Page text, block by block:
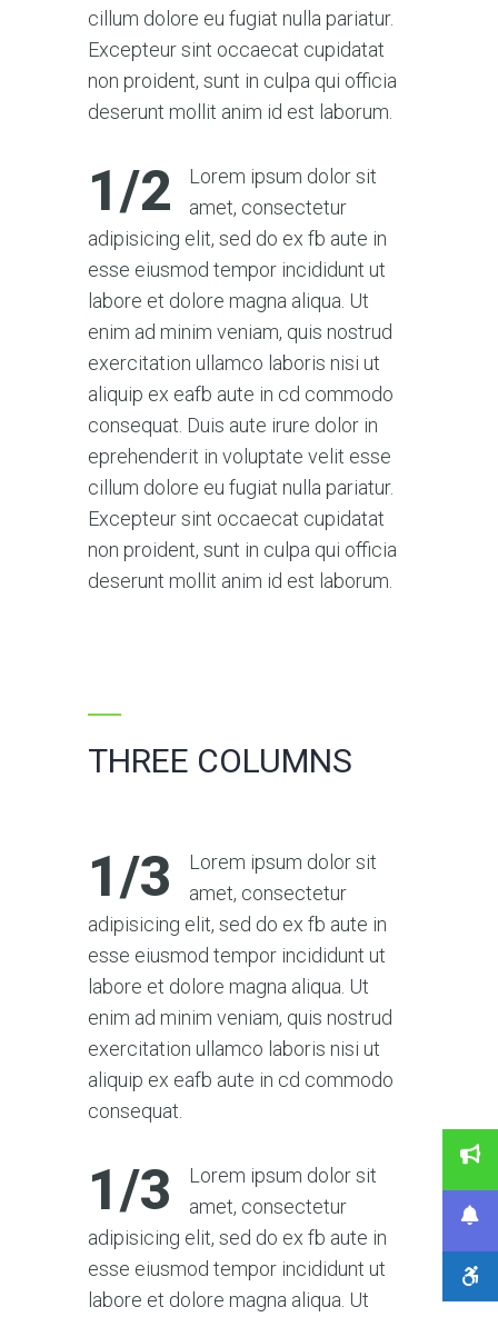
cillum dolore eu fugiat nulla pariatur.
Excepteur sint occaecat cupidatat
non proident, sunt in culpa qui officia
deserunt mollit anim id est laborum.
1/2
Lorem ipsum dolor sit
amet, consectetur
adipisicing elit, sed do ex fb aute in
esse eiusmod tempor incididunt ut
labore et dolore magna aliqua. Ut
enim ad minim veniam, quis nostrud
exercitation ullamco laboris nisi ut
aliquip ex eafb aute in cd commodo
consequat. Duis aute irure dolor in
eprehenderit in voluptate velit esse
cillum dolore eu fugiat nulla pariatur.
Excepteur sint occaecat cupidatat
non proident, sunt in culpa qui officia
deserunt mollit anim id est laborum.
THREE COLUMNS
1/3
Lorem ipsum dolor sit
amet, consectetur
adipisicing elit, sed do ex fb aute in
esse eiusmod tempor incididunt ut
labore et dolore magna aliqua. Ut
enim ad minim veniam, quis nostrud
exercitation ullamco laboris nisi ut
aliquip ex eafb aute in cd commodo
consequat.
1/3
Lorem ipsum dolor sit
amet, consectetur
adipisicing elit, sed do ex fb aute in
esse eiusmod tempor incididunt ut
labore et dolore magna aliqua. Ut